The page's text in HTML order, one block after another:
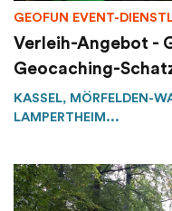
GEOFUN EVENT-
Verleih-Angebot -
Geocaching-
KASSEL, MÖRFELDEN-
LAMPERTHEIM...